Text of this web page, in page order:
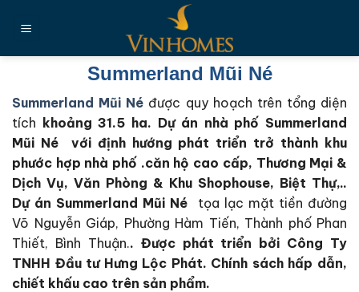
đến
Summerland Mũi Né
Summerland Mũi Né được quy hoạch trên tổng diện
tích khoảng 31.5 ha. Dự án nhà phố Summerland
Mũi Né với định hướng phát triển trở thành khu
phước hợp nhà phố .căn hộ cao cấp, Thương Mại &
Dịch Vụ, Văn Phòng & Khu Shophouse, Biệt Thự,..
Dự án Summerland Mũi Né tọa lạc mặt tiền đường
Võ Nguyễn Giáp, Phường Hàm Tiến, Thành phố Phan
Thiết, Bình Thuận.. Được phát triển bởi Công Ty
TNHH Đầu tư Hưng Lộc Phát. Chính sách hấp dẫn,
chiết khấu cao trên sản phẩm.